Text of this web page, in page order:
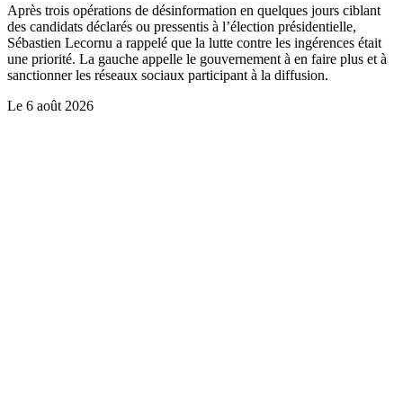
Après trois opérations de désinformation en quelques jours ciblant
des candidats déclarés ou pressentis à l’élection présidentielle,
Sébastien Lecornu a rappelé que la lutte contre les ingérences était
une priorité. La gauche appelle le gouvernement à en faire plus et à
sanctionner les réseaux sociaux participant à la diffusion.
Le 6 août 2026